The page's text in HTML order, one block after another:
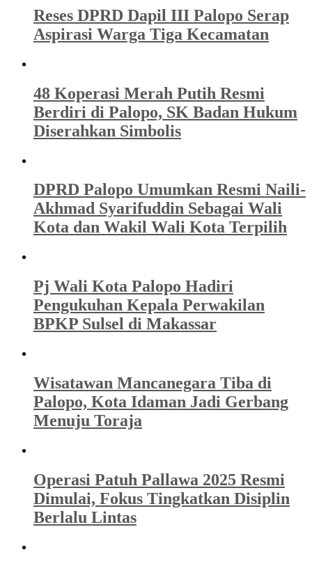
Reses DPRD Dapil III Palopo Serap
Aspirasi Warga Tiga Kecamatan
48 Koperasi Merah Putih Resmi
Berdiri di Palopo, SK Badan Hukum
Diserahkan Simbolis
DPRD Palopo Umumkan Resmi Naili-
Akhmad Syarifuddin Sebagai Wali
Kota dan Wakil Wali Kota Terpilih
Pj Wali Kota Palopo Hadiri
Pengukuhan Kepala Perwakilan
BPKP Sulsel di Makassar
Wisatawan Mancanegara Tiba di
Palopo, Kota Idaman Jadi Gerbang
Menuju Toraja
Operasi Patuh Pallawa 2025 Resmi
Dimulai, Fokus Tingkatkan Disiplin
Berlalu Lintas